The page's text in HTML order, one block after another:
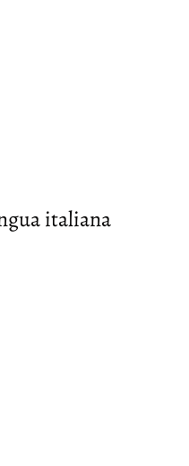
italiana